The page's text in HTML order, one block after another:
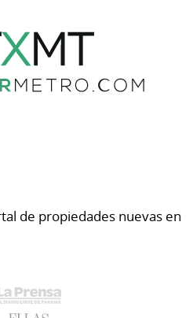
de propiedades nuevas en